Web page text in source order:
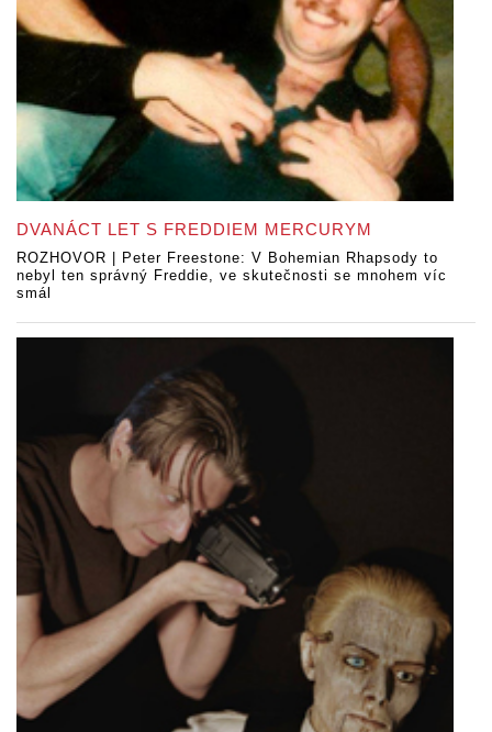
DVANÁCT LET S FREDDIEM MERCURYM
ROZHOVOR | Peter Freestone: V Bohemian Rhapsody to
nebyl ten správný Freddie, ve skutečnosti se mnohem víc
smál